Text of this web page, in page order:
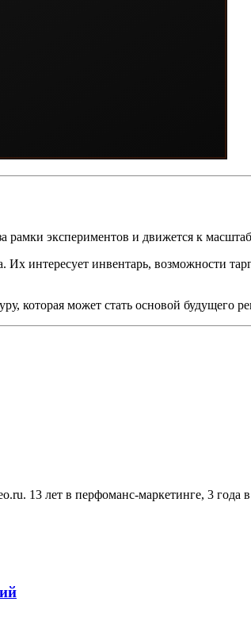
экспериментов и движется к
интересует инвентарь, возможности
которая может стать основой будущего
13 лет в перфоманс-маркетинге, 3 года